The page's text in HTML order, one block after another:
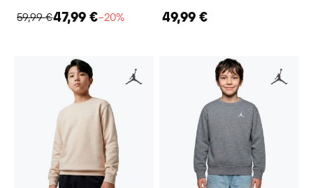
59,99 €47,99 €−20% 49,99 €